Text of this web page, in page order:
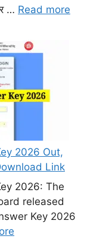
… Read more
2026 Out,
Link
2026: The
released
Key 2026